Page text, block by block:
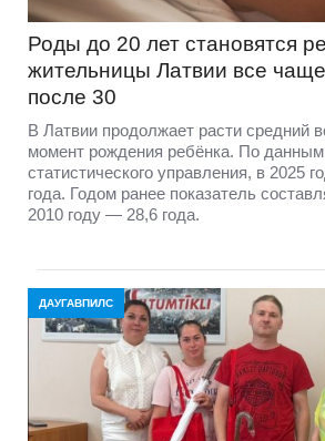
Роды до 20 лет становятся
жительницы Латвии все
после 30
В Латвии продолжает расти средний
момент рождения ребёнка. По
статистического управления, в 2025
года. Годом ранее показатель
2010 году — 28,6 года.
ДАУГАВПИЛС